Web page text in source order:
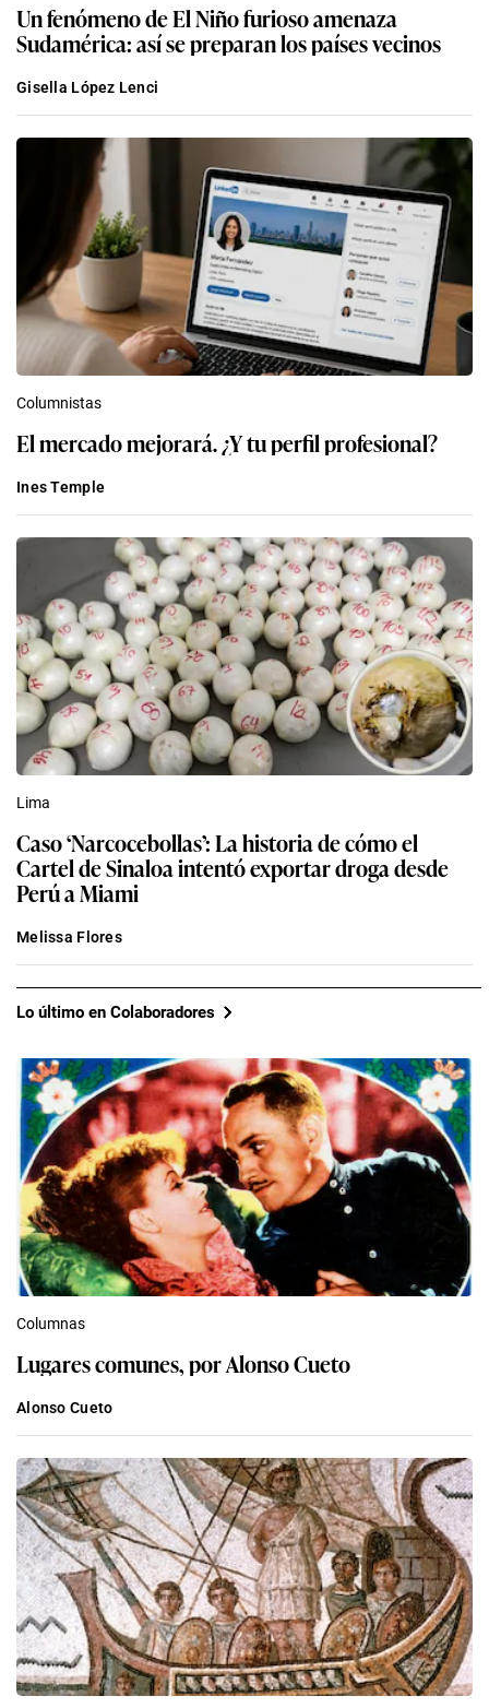
Un fenómeno de El Niño furioso amenaza
Sudamérica: así se preparan los países vecinos
Gisella López Lenci
Columnistas
El mercado mejorará. ¿Y tu perfil profesional?
Ines Temple
Lima
Caso ‘Narcocebollas’: La historia de cómo el
Cartel de Sinaloa intentó exportar droga desde
Perú a Miami
Melissa Flores
Lo último en Colaboradores
Columnas
Lugares comunes, por Alonso Cueto
Alonso Cueto